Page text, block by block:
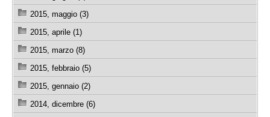
2015, maggio (3)
2015, aprile (1)
2015, marzo (8)
2015, febbraio (5)
2015, gennaio (2)
2014, dicembre (6)